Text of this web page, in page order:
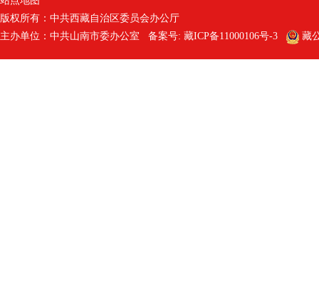
版权所有：中共西藏自治区委员会办公厅
主办单位：中共山南市委办公室 备案号: 藏ICP备11000106号-3 藏